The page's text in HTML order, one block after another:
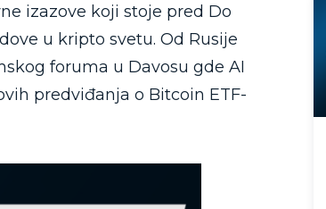
izazove koji stoje pred Do
u kripto svetu. Od Rusije
foruma u Davosu gde AI
predviđanja o Bitcoin ETF-